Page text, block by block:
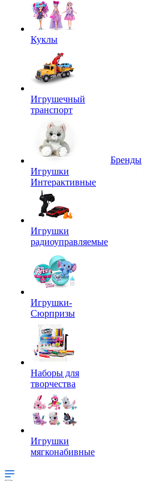
Куклы
Игрушечный
транспорт
Игрушки
Интерактивные
Игрушки
радиоуправляемые
Игрушки-
Сюрпризы
Наборы для
творчества
Игрушки
мягконабивные
Бренды